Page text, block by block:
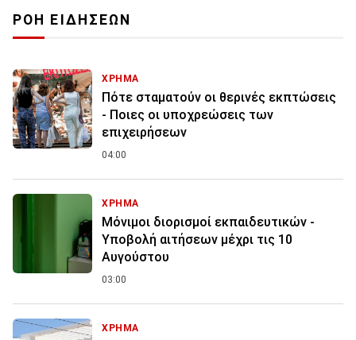
ΡΟΗ ΕΙΔΗΣΕΩΝ
ΧΡΗΜΑ
Πότε σταματούν οι θερινές εκπτώσεις
- Ποιες οι υποχρεώσεις των
επιχειρήσεων
04:00
ΧΡΗΜΑ
Μόνιμοι διορισμοί εκπαιδευτικών -
Υποβολή αιτήσεων μέχρι τις 10
Αυγούστου
03:00
ΧΡΗΜΑ